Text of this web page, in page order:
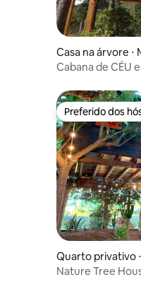
Casa na árvore ⋅
la Selva
Cabana de CÉU
RELAXAMENTO
Preferido dos
Preferido dos
Quarto privativo
Nature Tree